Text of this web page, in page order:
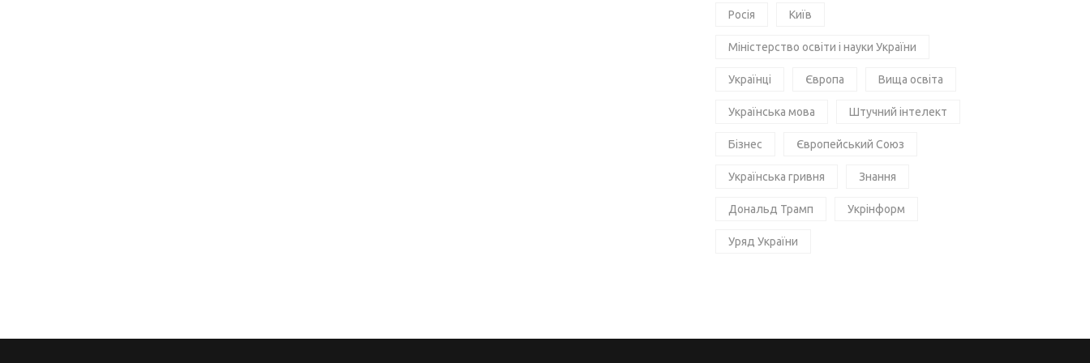
Росія Київ
Міністерство освіти і науки України
Українці Європа Вища освіта
Українська мова Штучний інтелект
Бізнес Європейський Союз
Українська гривня Знання
Дональд Трамп Укрінформ
Уряд України